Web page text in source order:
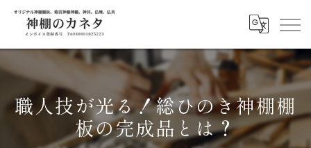
職人技が光る！総ひのき神棚棚
板の完成品とは？